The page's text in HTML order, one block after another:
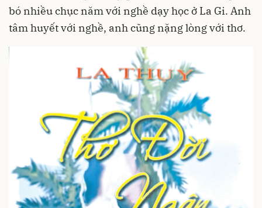
bó nhiều chục năm với nghề dạy học ở La Gi. Anh
tâm huyết với nghề, anh cũng nặng lòng với thơ.